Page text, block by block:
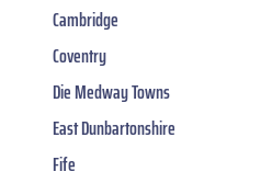
Cambridge
Coventry
Die Medway Towns
East Dunbartonshire
Fife